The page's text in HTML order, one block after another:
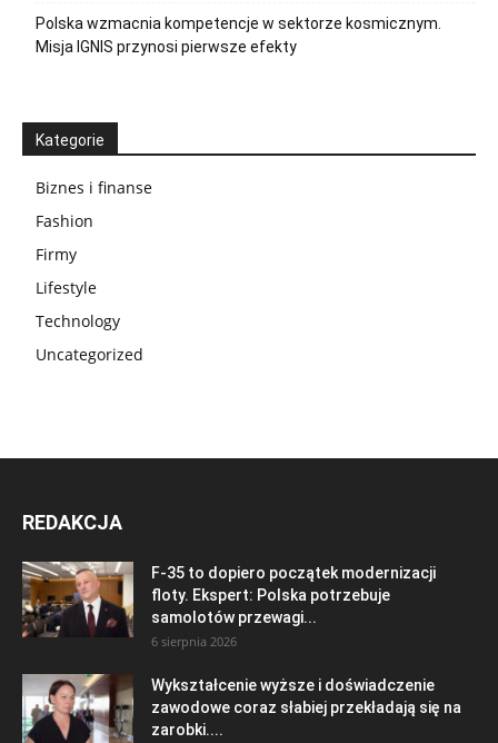
Polska wzmacnia kompetencje w sektorze kosmicznym.
Misja IGNIS przynosi pierwsze efekty
Kategorie
Biznes i finanse
Fashion
Firmy
Lifestyle
Technology
Uncategorized
REDAKCJA
F-35 to dopiero początek modernizacji
floty. Ekspert: Polska potrzebuje
samolotów przewagi...
6 sierpnia 2026
Wykształcenie wyższe i doświadczenie
zawodowe coraz słabiej przekładają się na
zarobki....